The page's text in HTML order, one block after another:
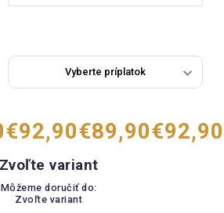
€92,90€89,90€92,90
Zvoľte variant
Môžeme doručiť do:
Zvoľte variant